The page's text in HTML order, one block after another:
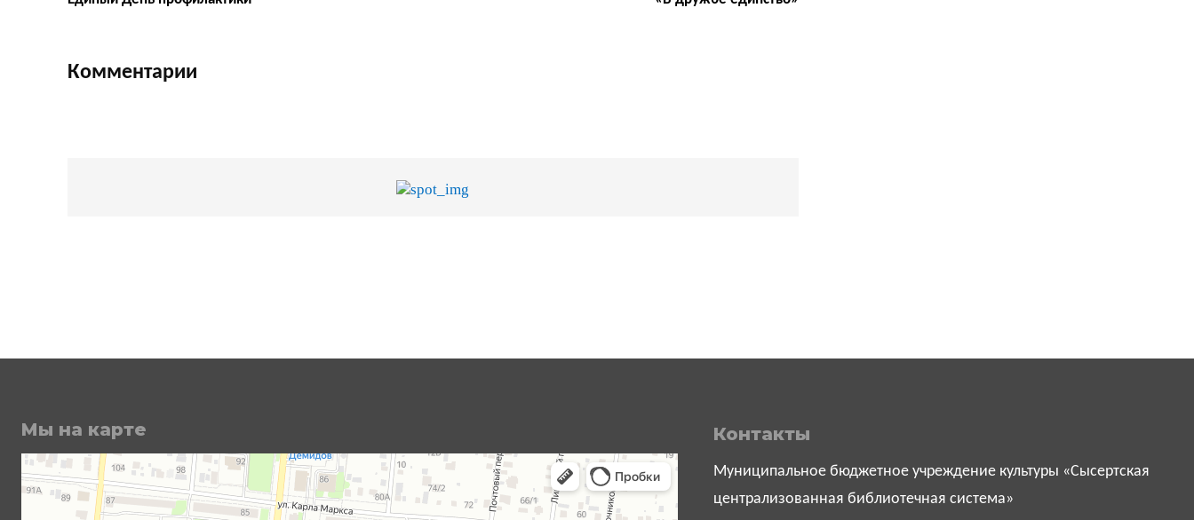
Комментарии
Мы на карте Контакты
Муниципальное бюджетное учреждение культуры «Сысертская
централизованная библиотечная система»